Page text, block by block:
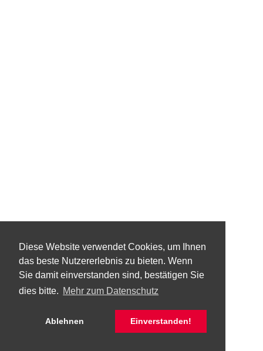
Diese Website verwendet Cookies, um Ihnen
das beste Nutzererlebnis zu bieten. Wenn
Sie damit einverstanden sind, bestätigen Sie
dies bitte. Mehr zum Datenschutz
Ablehnen Einverstanden!
© Kaspar-Zeuß-Gymnasium Kronach 2026